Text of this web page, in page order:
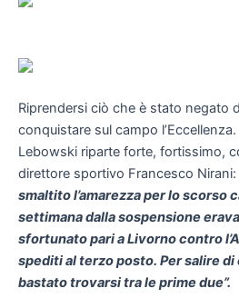
Riprendersi ciò che è stato negato
conquistare sul campo
Lebowski riparte forte, fortissimo,
direttore sportivo Francesco Nirani:
smaltito l’amarezza per lo scorso
settimana dalla sospensione
sfortunato pari a Livorno contro
spediti al terzo posto. Per salire
bastato trovarsi tra le prime due”.